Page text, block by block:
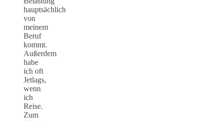
hauptsächlich
von
meinem
Beruf
kommt.
Außerdem
habe
ich oft
Jetlags,
wenn
ich
Reise.
Zum